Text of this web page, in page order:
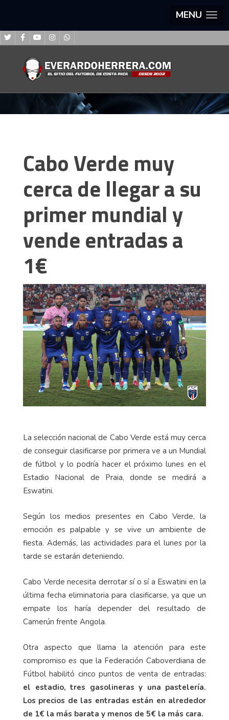
MENU
Cabo Verde muy
cerca de llegar a su
primer mundial y
vende entradas a
1€
La selección nacional de Cabo Verde está muy cerca
de conseguir clasificarse por primera ve a un Mundial
de fútbol y lo podría hacer el próximo lunes en el
Estadio Nacional de Praia, donde se medirá a
Eswatini.
Según los medios presentes en Cabo Verde, la
emoción es palpable y se vive un ambiente de
fiesta. Además, las actividades para el lunes por la
tarde se estarán deteniendo.
Cabo Verde necesita derrotar sí o sí a Eswatini en la
última fecha eliminatoria para clasificarse, ya que un
empate los haría depender del resultado de
Camerún frente Angola.
Otra aspecto que llama la atención para este
compromiso es que la Federación Caboverdiana de
Fútbol habilitó cinco puntos de venta de entradas:
el estadio, tres gasolineras y una pastelería.
Los precios de las entradas están en alrededor
de 1€ la más barata y menos de 5€ la más cara.